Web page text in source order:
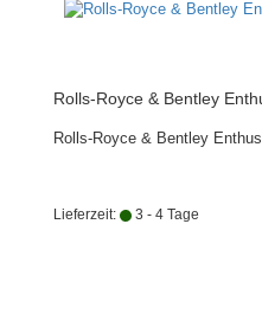
Rolls-Royce & Bentley
Rolls-Royce & Bentley
Lieferzeit: 3 - 4 Tage